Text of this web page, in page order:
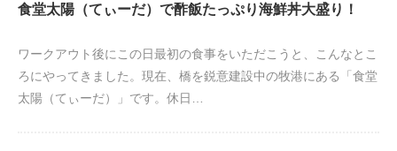
食堂太陽（てぃーだ）で酢飯たっぷり海鮮丼大盛り！
ワークアウト後にこの日最初の食事をいただこうと、こんなとこ
ろにやってきました。現在、橋を鋭意建設中の牧港にある「食堂
太陽（てぃーだ）」です。休日…